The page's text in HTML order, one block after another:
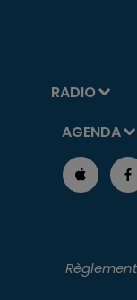
RADIO
AGENDA